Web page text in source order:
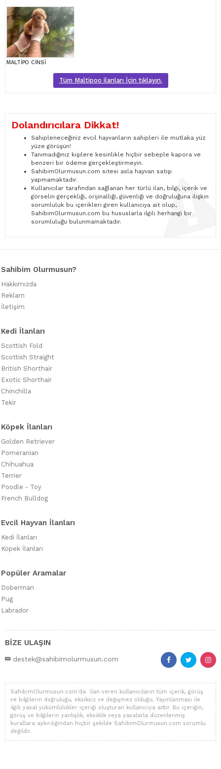
MALTİPO CİNSİ
Tüm Maltipoo ilanları İçin tıklayın.
Dolandırıcılara Dikkat!
Sahipleneceğiniz evcil hayvanların sahipleri ile mutlaka yüz
yüze görüşün!
Tanımadığınız kişilere kesinlikle hiçbir sebeple kapora ve
benzeri bir ödeme gerçekleştirmeyin.
SahibimOlurmusun.com sitesi asla hayvan satışı
yapmamaktadır.
Kullanıcılar tarafından sağlanan her türlü ilan, bilgi, içerik ve
görselin gerçekliği, orijinalliği, güvenliği ve doğruluğuna ilişkin
sorumluluk bu içerikleri giren kullanıcıya ait olup,
SahibimOlurmusun.com bu hususlarla ilgili herhangi bir
sorumluluğu bulunmamaktadır.
Sahibim Olurmusun?
Hakkımızda
Reklam
İletişim
Kedi İlanları
Scottish Fold
Scottish Straight
British Shorthair
Exotic Shorthair
Chinchilla
Tekir
Köpek İlanları
Golden Retriever
Pomeranian
Chihuahua
Terrier
Poodle - Toy
French Bulldog
Evcil Hayvan İlanları
Kedi İlanları
Köpek İlanları
Popüler Aramalar
Doberman
Pug
Labrador
BİZE ULAŞIN
destek@sahibimolurmusun.com
SahibimOlurmusun.com'da ilan veren kullanıcıların tüm içerik, görüş
ve bilgilerin doğruluğu, eksiksiz ve değişmez olduğu, Yayınlanması ile
ilgili yasal yükümlülükler içeriği oluşturan kullanıcıya aittir. Bu içeriğin,
görüş ve bilgilerin yanlışlık, eksiklik veya yasalarla düzenlenmiş
kurallara aykırılığından hiçbir şekilde SahibimOlurmusun.com sorumlu
değildir.